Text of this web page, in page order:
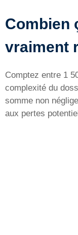
Combien
vraiment
Comptez entre 1
complexité du
somme non
aux pertes